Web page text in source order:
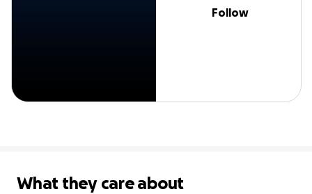
Follow
What they care about